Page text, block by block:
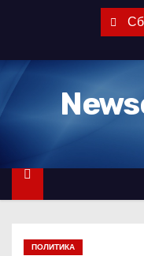
т
к
ПОЛИТИКА